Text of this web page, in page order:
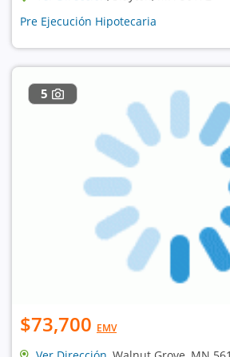
Pre Ejecución Hipotecaria
5
$73,700 EMV